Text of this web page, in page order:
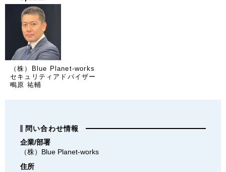
（株）Blue Planet-works
セキュリティアドバイザー
鴫原 祐輔
問い合わせ情報
企業/部署
（株）Blue Planet-works
住所